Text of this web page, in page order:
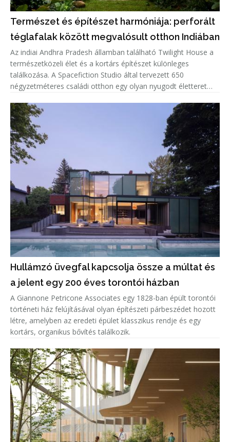
Természet és építészet harmóniája: perforált
téglafalak között megvalósult otthon Indiában
Az indiai Andhra Pradesh államban található Twilight House a
természetközeli élet és a kortárs építészet különleges
találkozása. A Spacefiction Studio által tervezett 650
négyzetméteres családi otthon egy olyan nyugodt életteret
természe
Hullámzó üvegfal kapcsolja össze a múltat és
a jelent egy 200 éves torontói házban
A Giannone Petricone Associates egy 1828-ban épült torontói
történeti ház felújításával olyan építészeti párbeszédet hozott
létre, amelyben az eredeti épület klasszikus rendje és egy
kortárs, organikus bővítés találkozik.